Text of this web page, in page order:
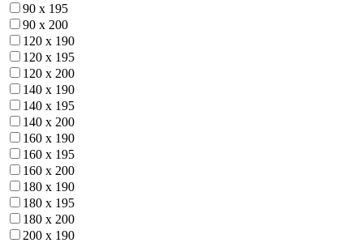
90 х 195
90 х 200
120 х 190
120 х 195
120 х 200
140 х 190
140 х 195
140 х 200
160 х 190
160 х 195
160 х 200
180 х 190
180 х 195
180 х 200
200 х 190